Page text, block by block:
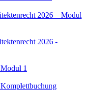
2026 – Modul
2026 -
1